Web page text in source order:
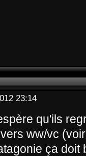
23:14
qu'ils
ww/vc
ça